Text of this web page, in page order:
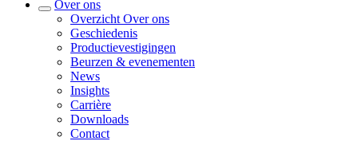
Over ons
Overzicht Over ons
Geschiedenis
Productievestigingen
Beurzen & evenementen
News
Insights
Carrière
Downloads
Contact